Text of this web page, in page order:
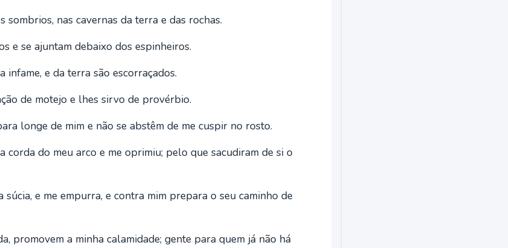
sombrios, nas cavernas da terra e das rochas.
e se ajuntam debaixo dos espinheiros.
infame, e da terra são escorraçados.
de motejo e lhes sirvo de provérbio.
longe de mim e não se abstêm de me cuspir no rosto.
corda do meu arco e me oprimiu; pelo que sacudiram de si o
e me empurra, e contra mim prepara o seu caminho de
promovem a minha calamidade; gente para quem já não há